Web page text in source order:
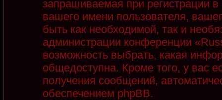
запрашиваемая при регистрации
вашего имени пользователя,
быть как необходимой, так и
администрации конференции
возможность выбрать, какая
общедоступна. Кроме того, у вас
получения сообщений,
обеспечением phpBB.